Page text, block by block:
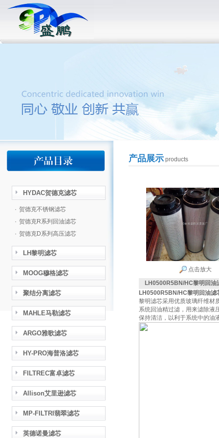
HYDAC贺德克滤芯
· 贺德克不锈钢滤芯
· 贺德克R系列回油滤芯
· 贺德克D系列高压滤芯
LH黎明滤芯
MOOG穆格滤芯
聚结分离滤芯
MAHLE马勒滤芯
ARGO雅歌滤芯
HY-PRO海普洛滤芯
FILTREC富卓滤芯
Allison艾里逊滤芯
MP-FILTRI翡翠滤芯
英德诺曼滤芯
产品展示products
点击放大
LH0500R5BN/HC黎明回油
LH0500R5BN/HC黎明回油
黎明滤芯采用优质玻璃纤维材
系统回油精过滤，用来滤除液
保持清洁，以利于系统中的油